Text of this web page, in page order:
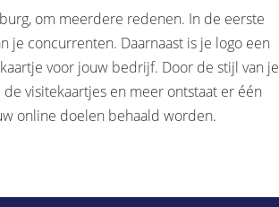
om meerdere redenen. In de eerste
je concurrenten. Daarnaast is je logo een
voor jouw bedrijf. Door de stijl van je
visitekaartjes en meer ontstaat er één
online doelen behaald worden.